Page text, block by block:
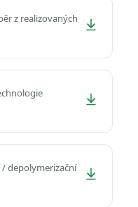
z realizovaných
/ depolymerizační